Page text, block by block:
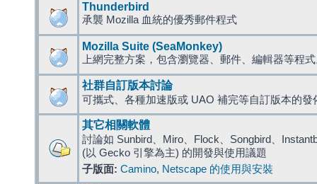
Thunderbird
承襲 Mozilla 血統的優秀郵件程式
Mozilla Suite (SeaMonkey)
上網完整方案，包含瀏覽器、郵件、編輯器等程
社群自訂版本討論
可攜式、各種加速版或 UAO 補完等自訂版本的發
其它相關軟體
討論如 Sunbird、Miro、Flock、Songbird、
(以 Gecko 引擎為主) 的開發與使用議題
子版面: Camino, Netscape 的使用與安裝